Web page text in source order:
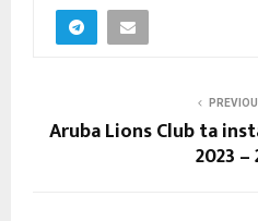
Aruba Lions Club ta
2023 –